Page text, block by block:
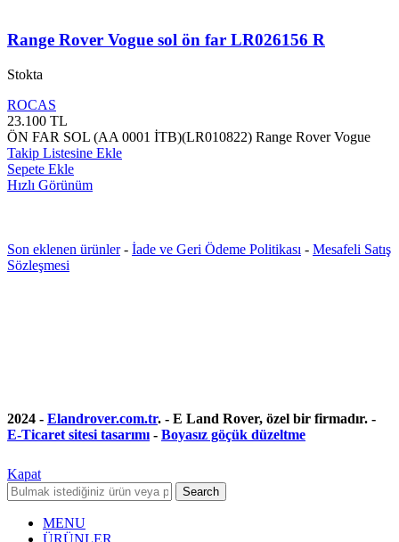
Range Rover Vogue sol ön far LR026156 R
Stokta
ROCAS
23.100 TL
ÖN FAR SOL (AA 0001 İTB)(LR010822) Range Rover Vogue
Takip Listesine Ekle
Sepete Ekle
Hızlı Görünüm
Son eklenen ürünler- İade ve Geri Ödeme Politikası - Mesafeli Satış
Sözleşmesi
2024 - Elandrover.com.tr. - E Land Rover, özel bir firmadır. -
E-Ticaret sitesi tasarımı - Boyasız göçük düzeltme
Kapat
Search
MENU
ÜRÜNLER